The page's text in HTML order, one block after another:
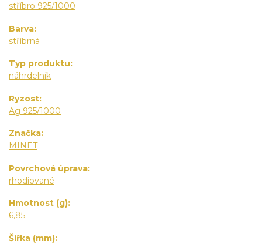
stříbro 925/1000
Barva
stříbrná
Typ produktu
náhrdelník
Ryzost
Ag 925/1000
Značka
MINET
Povrchová úprava
rhodiované
Hmotnost (g)
6,85
Šířka (mm)